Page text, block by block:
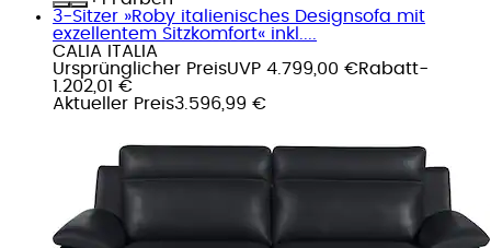
3-Sitzer »Roby italienisches Designsofa mit
exzellentem Sitzkomfort« inkl....
CALIA ITALIA
Ursprünglicher PreisUVP 4.799,00 €Rabatt-
1.202,01 €
Aktueller Preis3.596,99 €